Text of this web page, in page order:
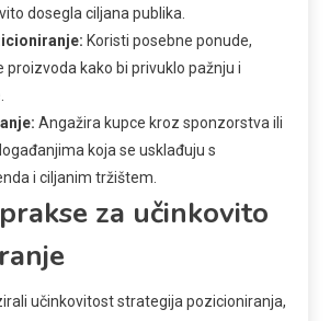
dosegla ciljana publika.
Koristi posebne ponude,
proizvoda kako bi privuklo pažnju i
Angažira kupce kroz sponzorstva ili
koja se usklađuju s
i ciljanim tržištem.
za učinkovito
učinkovitost strategija pozicioniranja,